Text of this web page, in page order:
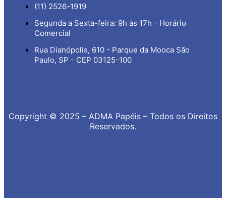
(11) 2526-1919
Segunda a Sexta-feira: 9h às 17h - Horário
Comercial
Rua Dianópolis, 610 - Parque da Mooca São
Paulo, SP - CEP 03125-100
Copyright © 2025 – ADMA Papéis – Todos os Direitos
Reservados.